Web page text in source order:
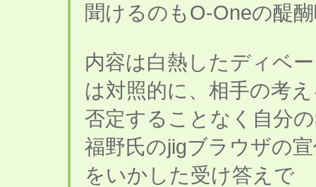
聞けるのもO-Oneの醍
内容は白熱したディベ
は対照的に、相手の考
否定することなく自分
福野氏のjigブラウザの
をいかした受け答えで